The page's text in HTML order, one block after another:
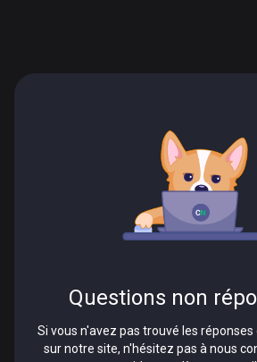
Questions non
Si vous n'avez pas trouvé les
sur notre site, n'hésitez pas à nous